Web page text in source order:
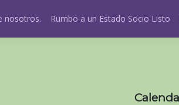
nosotros. Rumbo a un Estado Socio Listo